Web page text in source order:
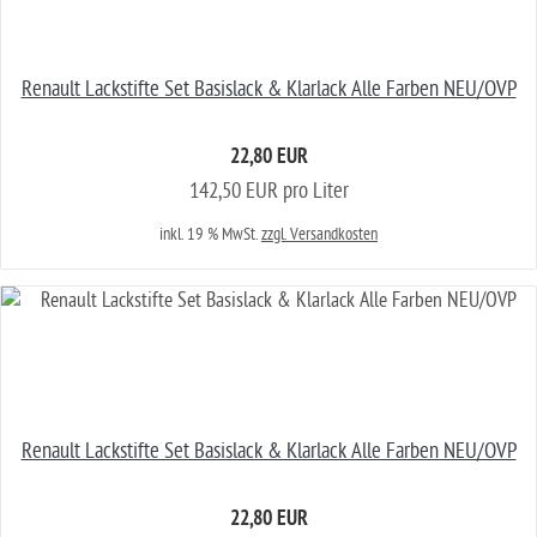
Renault Lackstifte Set Basislack & Klarlack Alle Farben NEU/OVP
22,80 EUR
142,50 EUR pro Liter
inkl. 19 % MwSt.zzgl. Versandkosten
Renault Lackstifte Set Basislack & Klarlack Alle Farben NEU/OVP
22,80 EUR